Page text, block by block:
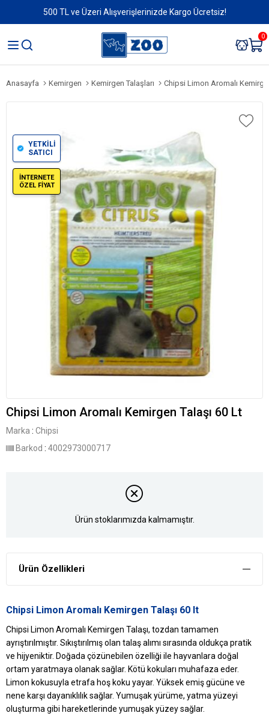
500 TL ve Üzeri Alışverişlerinizde Kargo Ücretsiz!
0
Anasayfa Kemirgen Kemirgen Talaşları Chipsi Limon Aromalı
YETKİLİ
SATICI
İNTERNETE
ÖZEL FİYAT
Chipsi Limon Aromalı Kemirgen Talaşı 60 Lt
Marka : Chipsi
Barkod : 4002973000717
Ürün stoklarımızda kalmamıştır.
Ürün Özellikleri
Chipsi Limon Aromalı Kemirgen Talaşı 60 lt
Chipsi Limon Aromalı Kemirgen Talaşı, tozdan tamamen
ayrıştırılmıştır. Sıkıştırılmış olan talaş alımı sırasında oldukça pratik
ve hijyeniktir. Doğada çözünebilen özelliği ile hayvanlara doğal
ortam yaratmaya olanak sağlar. Kötü kokuları muhafaza eder.
Limon kokusuyla etrafa hoş koku yayar. Yüksek emiş gücüne ve
nene karşı dayanıklılık sağlar. Yumuşak yürüme, yatma yüzeyi
oluşturma gibi hareketlerinde yumuşak yüzey sağlar.